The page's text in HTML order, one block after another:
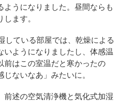
ようになりました。昼間ならも
ます。
している部屋では、乾燥による
いようになりましたし、体感温
前はこの室温だと寒かったの
ないなあ」みたいに。
前述の空気清浄機と気化式加湿